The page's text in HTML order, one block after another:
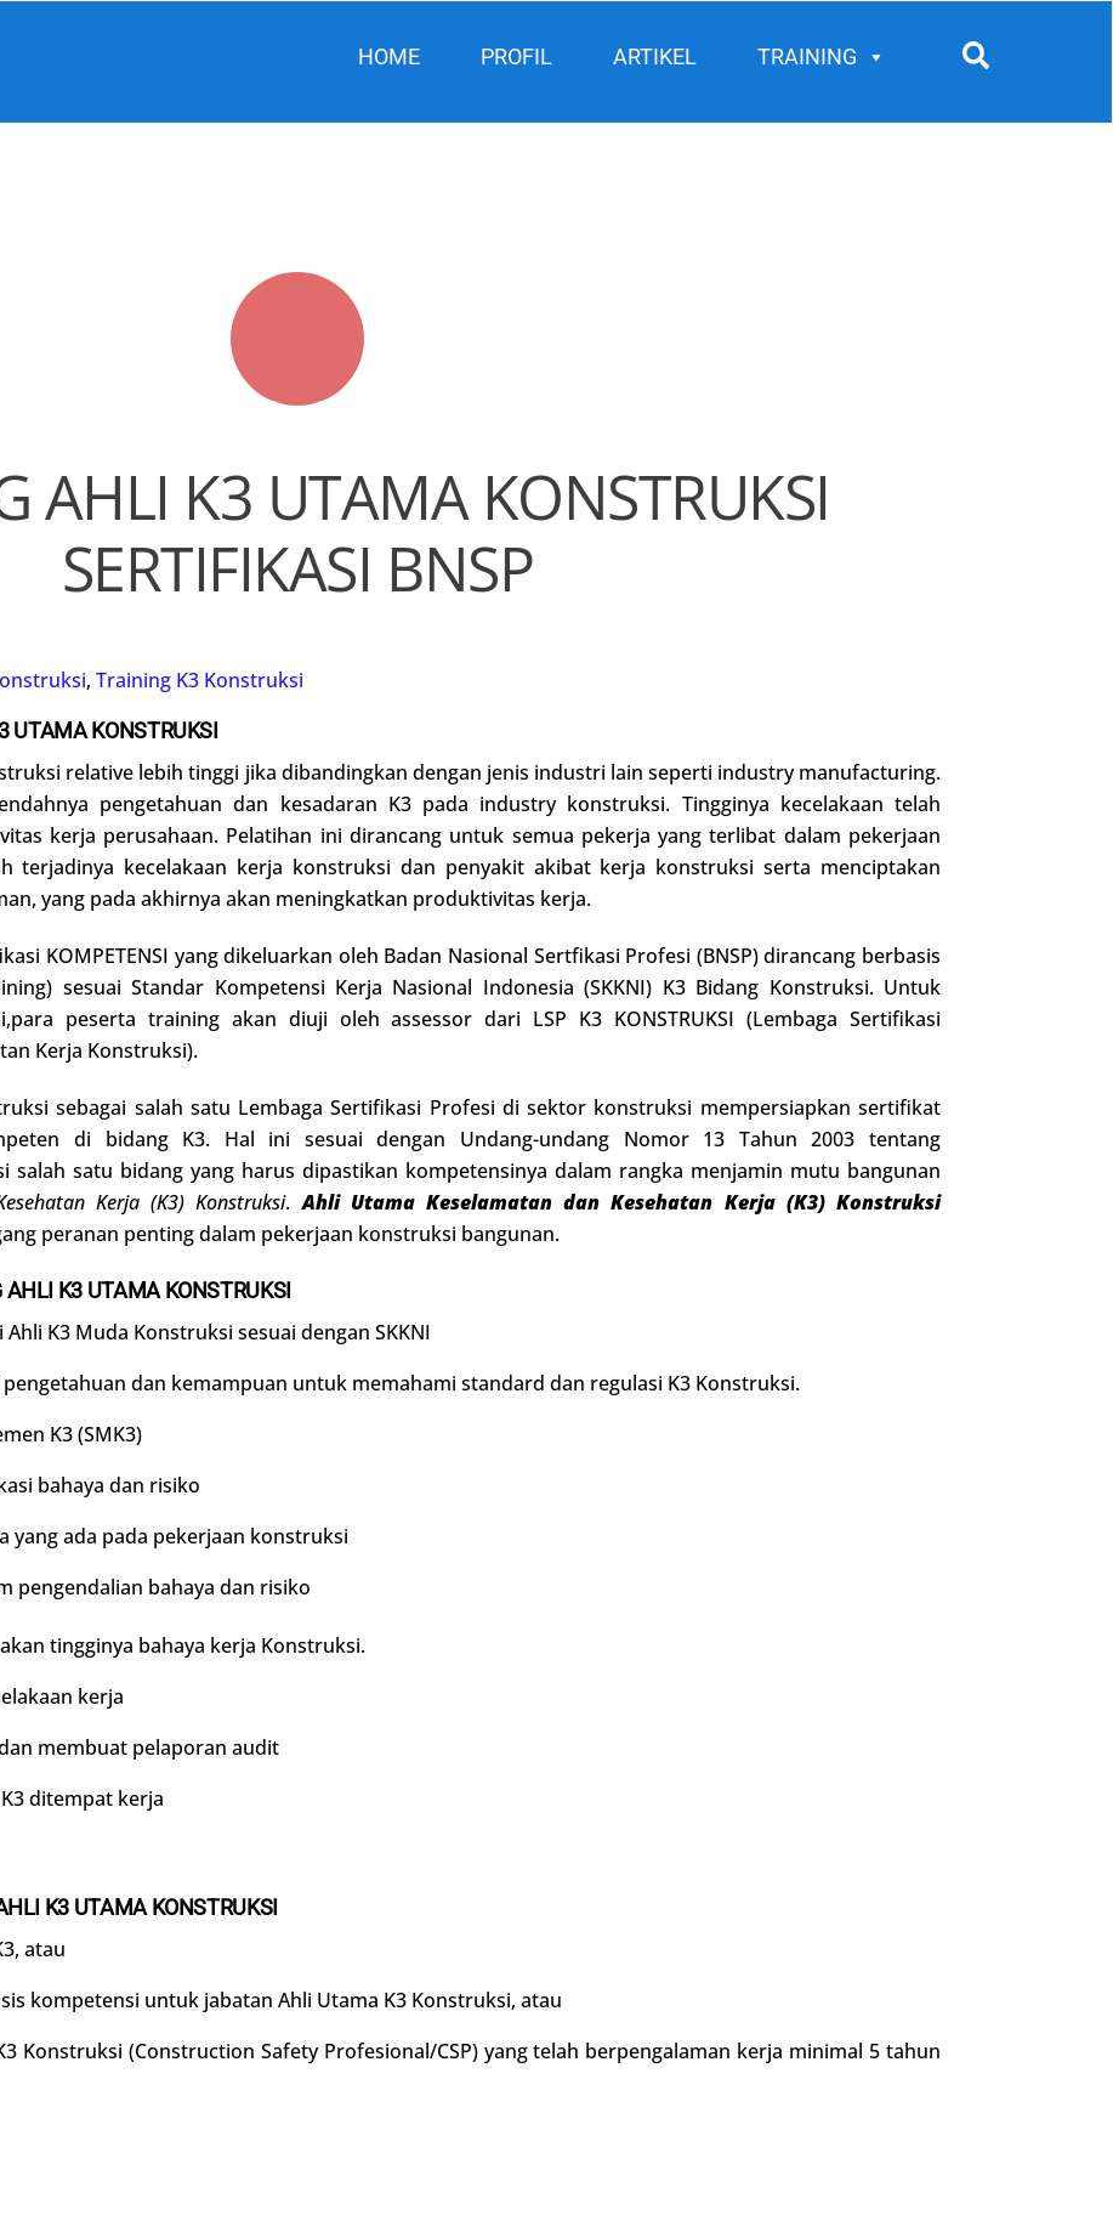
HOME PROFIL ARTIKEL TRAINING
AHLI K3 UTAMA KONSTRUKSI
SERTIFIKASI BNSP
, Training K3 Konstruksi
UTAMA KONSTRUKSI
relative lebih tinggi jika dibandingkan dengan jenis industri lain seperti industry manufacturing.
pengetahuan dan kesadaran K3 pada industry konstruksi. Tingginya kecelakaan telah
kerja perusahaan. Pelatihan ini dirancang untuk semua pekerja yang terlibat dalam pekerjaan
terjadinya kecelakaan kerja konstruksi dan penyakit akibat kerja konstruksi serta menciptakan
yang pada akhirnya akan meningkatkan produktivitas kerja.
KOMPETENSI yang dikeluarkan oleh Badan Nasional Sertfikasi Profesi (BNSP) dirancang berbasis
sesuai Standar Kompetensi Kerja Nasional Indonesia (SKKNI) K3 Bidang Konstruksi. Untuk
peserta training akan diuji oleh assessor dari LSP K3 KONSTRUKSI (Lembaga Sertifikasi
Kerja Konstruksi).
sebagai salah satu Lembaga Sertifikasi Profesi di sektor konstruksi mempersiapkan sertifikat
di bidang K3. Hal ini sesuai dengan Undang-undang Nomor 13 Tahun 2003 tentang
salah satu bidang yang harus dipastikan kompetensinya dalam rangka menjamin mutu bangunan
Kerja (K3) Konstruksi.Ahli UtamaKeselamatan dan Kesehatan Kerja (K3) Konstruksi
peranan penting dalam pekerjaan konstruksi bangunan.
AHLI K3 UTAMA KONSTRUKSI
K3 Muda Konstruksi sesuai dengan SKKNI
dan kemampuan untuk memahami standard dan regulasi K3 Konstruksi.
K3 (SMK3)
bahaya dan risiko
yang ada pada pekerjaan konstruksi
pengendalian bahaya dan risiko
tingginya bahaya kerja Konstruksi.
kerja
membuat pelaporan audit
ditempat kerja
K3 UTAMA KONSTRUKSI
atau
kompetensi untuk jabatan Ahli Utama K3 Konstruksi, atau
Konstruksi (Construction Safety Profesional/CSP) yang telah berpengalaman kerja minimal 5 tahun